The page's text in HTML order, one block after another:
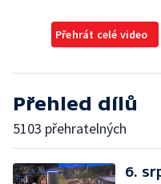
Přehrát celé video
Přehled dílů
5103 přehratelných
6.